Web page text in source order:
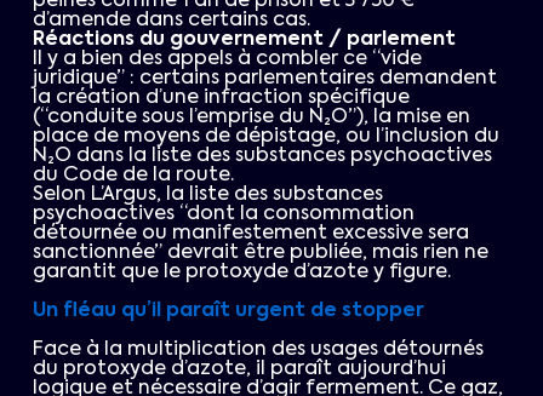
d’amende dans certains cas.
Réactions du gouvernement / parlement
Il y a bien des appels à combler ce “vide
juridique” : certains parlementaires demandent
la création d’une infraction spécifique
(“conduite sous l’emprise du N₂O”), la mise en
place de moyens de dépistage, ou l’inclusion du
N₂O dans la liste des substances psychoactives
du Code de la route.
Selon L’Argus, la liste des substances
psychoactives “dont la consommation
détournée ou manifestement excessive sera
sanctionnée” devrait être publiée, mais rien ne
garantit que le protoxyde d’azote y figure.
Un fléau qu’il paraît urgent de stopper
Face à la multiplication des usages détournés
du protoxyde d’azote, il paraît aujourd’hui
logique et nécessaire d’agir fermement. Ce gaz,